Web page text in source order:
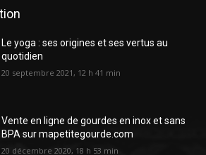
Le yoga : ses origines et ses vertus au
quotidien
20 septembre 2021, 12 h 41 min
Vente en ligne de gourdes en inox et sans
BPA sur mapetitegourde.com
20 décembre 2020, 18 h 53 min